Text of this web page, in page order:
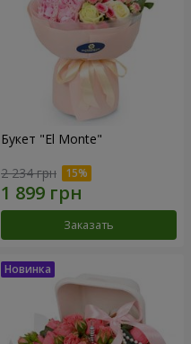
Букет "El Monte"
2 234 грн
Заказать